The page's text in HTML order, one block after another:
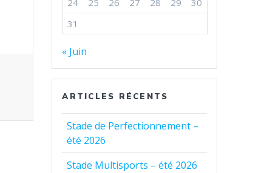
24
25 26 27 28 29
30
31
« Juin
ARTICLES RÉCENTS
Stade de Perfectionnement –
été 2026
Stade Multisports – été 2026